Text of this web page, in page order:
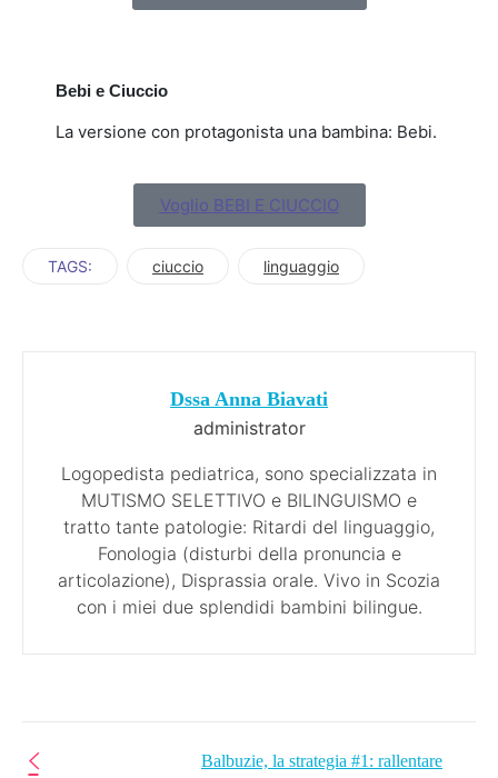
Bebi e Ciuccio
La versione con protagonista una bambina: Bebi.
Voglio BEBI E CIUCCIO
TAGS: ciuccio linguaggio
Dssa Anna Biavati
administrator
Logopedista pediatrica, sono specializzata in
MUTISMO SELETTIVO e BILINGUISMO e
tratto tante patologie: Ritardi del linguaggio,
Fonologia (disturbi della pronuncia e
articolazione), Disprassia orale. Vivo in Scozia
con i miei due splendidi bambini bilingue.
Balbuzie, la strategia #1: rallentare